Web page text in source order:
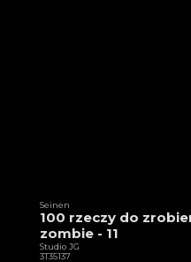
Seinen
100 rzeczy do
zombie - 11
Studio JG
3T35137